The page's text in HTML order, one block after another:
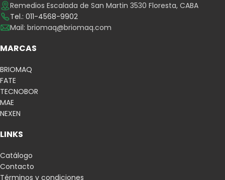
Remedios Escalada de San Martin 3530 Floresta, CABA
Tel.: 011-4568-9902
Mail: briomaq@briomaq.com
MARCAS
BRIOMAQ
FATE
TECNOBOR
MAE
NEXEN
LINKS
Catálogo
Contacto
Términos y condiciones